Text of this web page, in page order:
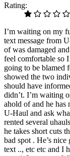
Rating:
I’m waiting on my
text message from
of was damaged
feel comfortable so
going to be blamed
showed the two
should have
didn’t. I’m waiting
ahold of and he has
U-Haul and ask
rented several
he takes short cuts
bad spot . He’s
text .., etc etc and I